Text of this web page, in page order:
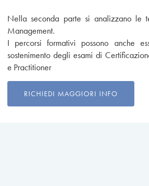
Nella seconda parte si analizzano le
Management.
I percorsi formativi possono anche
sostenimento degli esami di
e Practitioner
RICHIEDI MAGGIORI INFO